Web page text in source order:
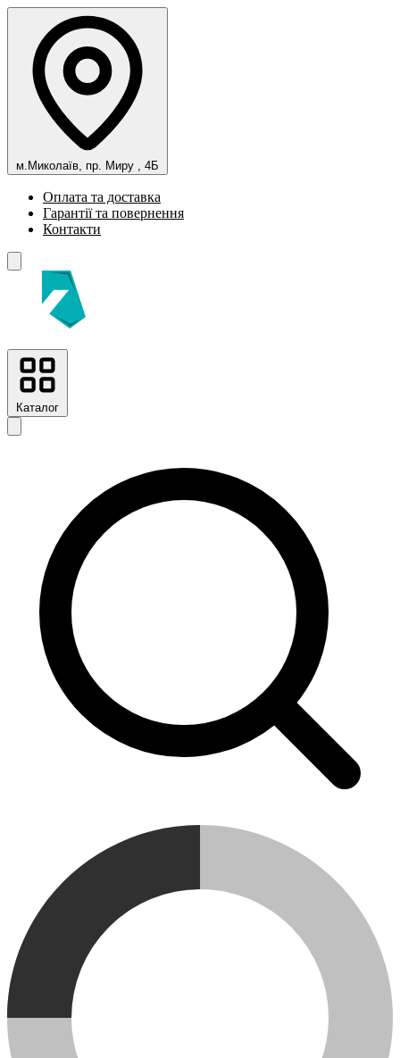
м.Миколаїв, пр. Миру , 4Б
Оплата та доставка
Гарантії та повернення
Контакти
Каталог